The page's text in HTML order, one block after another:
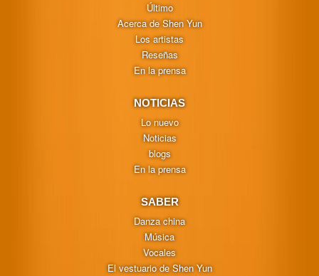
Último
Acerca de Shen Yun
Los artistas
Reseñas
En la prensa
NOTICIAS
Lo nuevo
Noticias
blogs
En la prensa
SABER
Danza china
Música
Vocales
El vestuario de Shen Yun